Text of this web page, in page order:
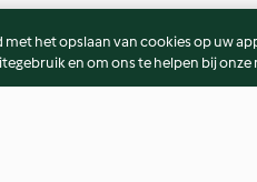
met het opslaan van cookies op uw
en om ons te helpen bij